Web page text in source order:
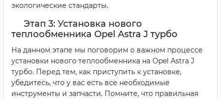
экологические стандарты.
Этап 3: Установка нового
теплообменника Opel Astra J турбо
На данном этапе мы поговорим о важном процессе
установки нового теплообменника на Opel Astra J
турбо. Перед тем, как приступить к установке,
убедитесь, что у вас есть все необходимые
инструменты и запчасти. Помните, что правильная